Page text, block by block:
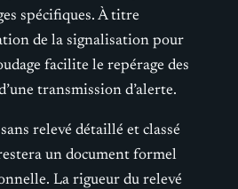
spécifiques. À titre
de la signalisation pour
facilite le repérage des
transmission d’alerte.
relevé détaillé et classé
un document formel
La rigueur du relevé